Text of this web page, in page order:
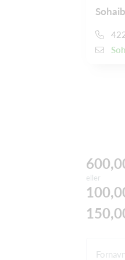
eller
Fornavn